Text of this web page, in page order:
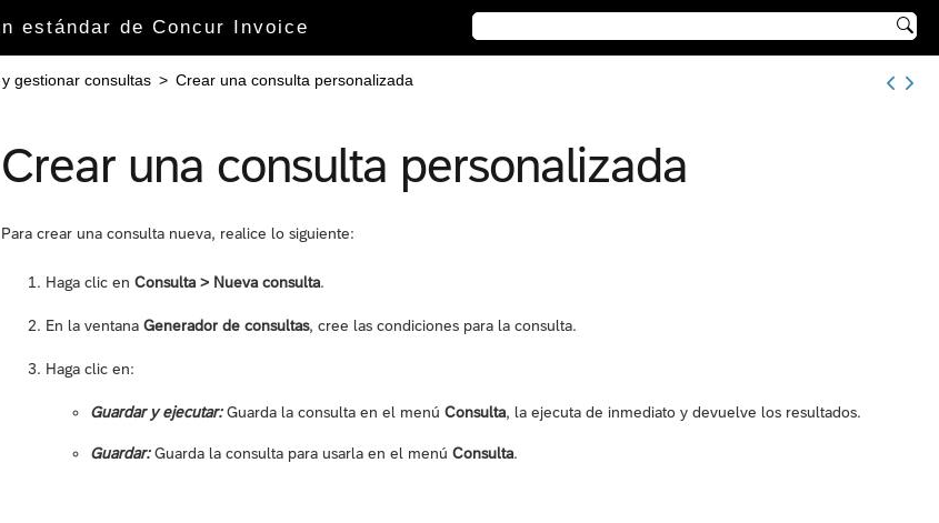
estándar de Concur Invoice 
gestionar consultas > Crear una consulta personalizada
Crear una consulta personalizada
Para crear una consulta nueva, realice lo siguiente:
Haga clic en Consulta > Nueva consulta.
En la ventana Generador de consultas, cree las condiciones para la consulta.
Haga clic en:
Guardar y ejecutar:Guarda la consulta en el menú Consulta, la ejecuta de inmediato y devuelve los resultados.
Guardar:Guarda la consulta para usarla en el menú Consulta.